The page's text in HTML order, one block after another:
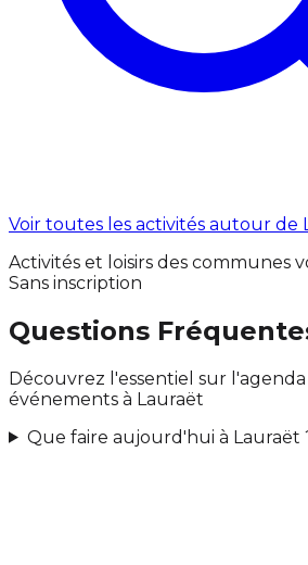
Voir toutes les activités autour de
Activités et loisirs des communes
Sans inscription
Questions
Découvrez l'essentiel sur l'agenda
événements à Lauraët
Que faire aujourd'hui à Lauraët